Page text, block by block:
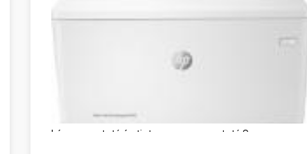
Lézernyomtató és tintasugaras nyomtató Somogy megye